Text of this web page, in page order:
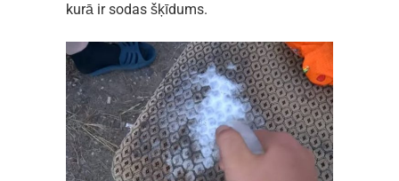
kurā ir sodas šķīdums.